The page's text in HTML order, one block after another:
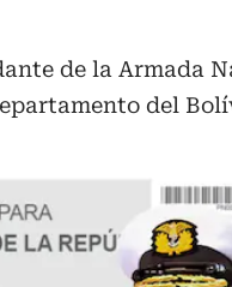
de la Armada
del